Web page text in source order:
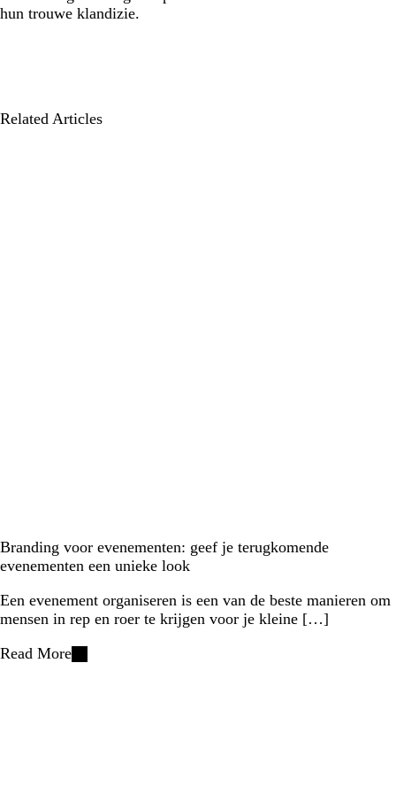
hun trouwe klandizie.
Related Articles
Branding voor evenementen: geef je terugkomende
evenementen een unieke look
Een evenement organiseren is een van de beste manieren om
mensen in rep en roer te krijgen voor je kleine […]
Read More